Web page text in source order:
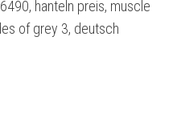
hanteln preis, muscle
of grey 3, deutsch